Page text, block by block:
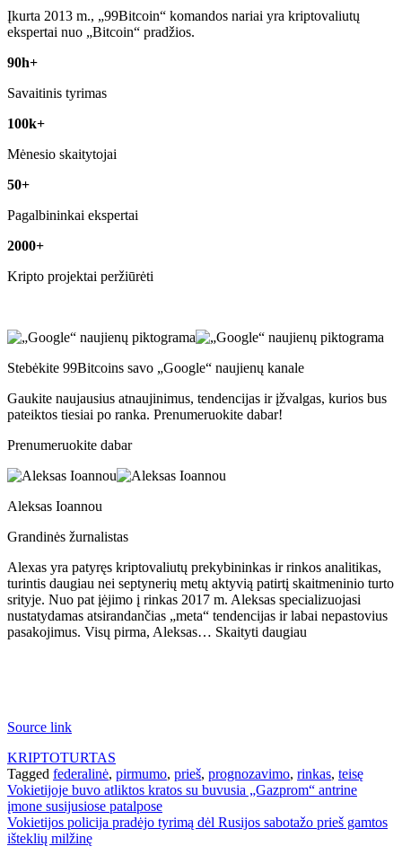
Įkurta 2013 m., „99Bitcoin“ komandos nariai yra kriptovaliutų
ekspertai nuo „Bitcoin“ pradžios.
90h+
Savaitinis tyrimas
100k+
Mėnesio skaitytojai
50+
Pagalbininkai ekspertai
2000+
Kripto projektai peržiūrėti
Stebėkite 99Bitcoins savo „Google“ naujienų kanale
Gaukite naujausius atnaujinimus, tendencijas ir įžvalgas, kurios bus
pateiktos tiesiai po ranka. Prenumeruokite dabar!
Prenumeruokite dabar
Aleksas Ioannou
Grandinės žurnalistas
Alexas yra patyręs kriptovaliutų prekybininkas ir rinkos analitikas,
turintis daugiau nei septynerių metų aktyvią patirtį skaitmeninio turto
srityje. Nuo pat įėjimo į rinkas 2017 m. Aleksas specializuojasi
nustatydamas atsirandančias „meta“ tendencijas ir labai nepastovius
pasakojimus. Visų pirma, Aleksas… Skaityti daugiau
Source link
KRIPTOTURTAS
Tagged federalinė, pirmumo, prieš, prognozavimo, rinkas, teisę
Navigacija
tarp
įrašų
Vokietijoje buvo atliktos kratos su buvusia „Gazprom“ antrine
įmone susijusiose patalpose
Vokietijos policija pradėjo tyrimą dėl Rusijos sabotažo prieš gamtos
išteklių milžinę